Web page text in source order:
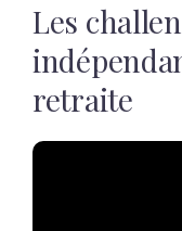
Les
retraite